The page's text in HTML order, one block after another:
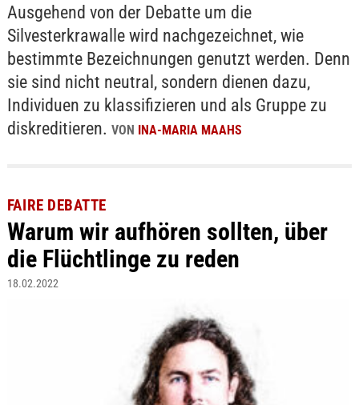
Ausgehend von der Debatte um die
Silvesterkrawalle wird nachgezeichnet, wie
bestimmte Bezeichnungen genutzt werden. Denn
sie sind nicht neutral, sondern dienen dazu,
Individuen zu klassifizieren und als Gruppe zu
diskreditieren. VON INA-MARIA MAAHS
FAIRE DEBATTE
Warum wir aufhören sollten, über
die Flüchtlinge zu reden
18.02.2022